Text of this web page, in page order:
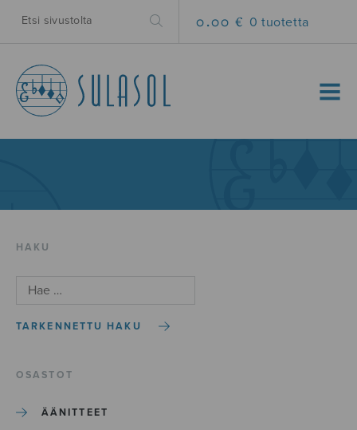
0.00 € 0 tuotetta
MENU
HAKU
TARKENNETTU HAKU
OSASTOT
ÄÄNITTEET